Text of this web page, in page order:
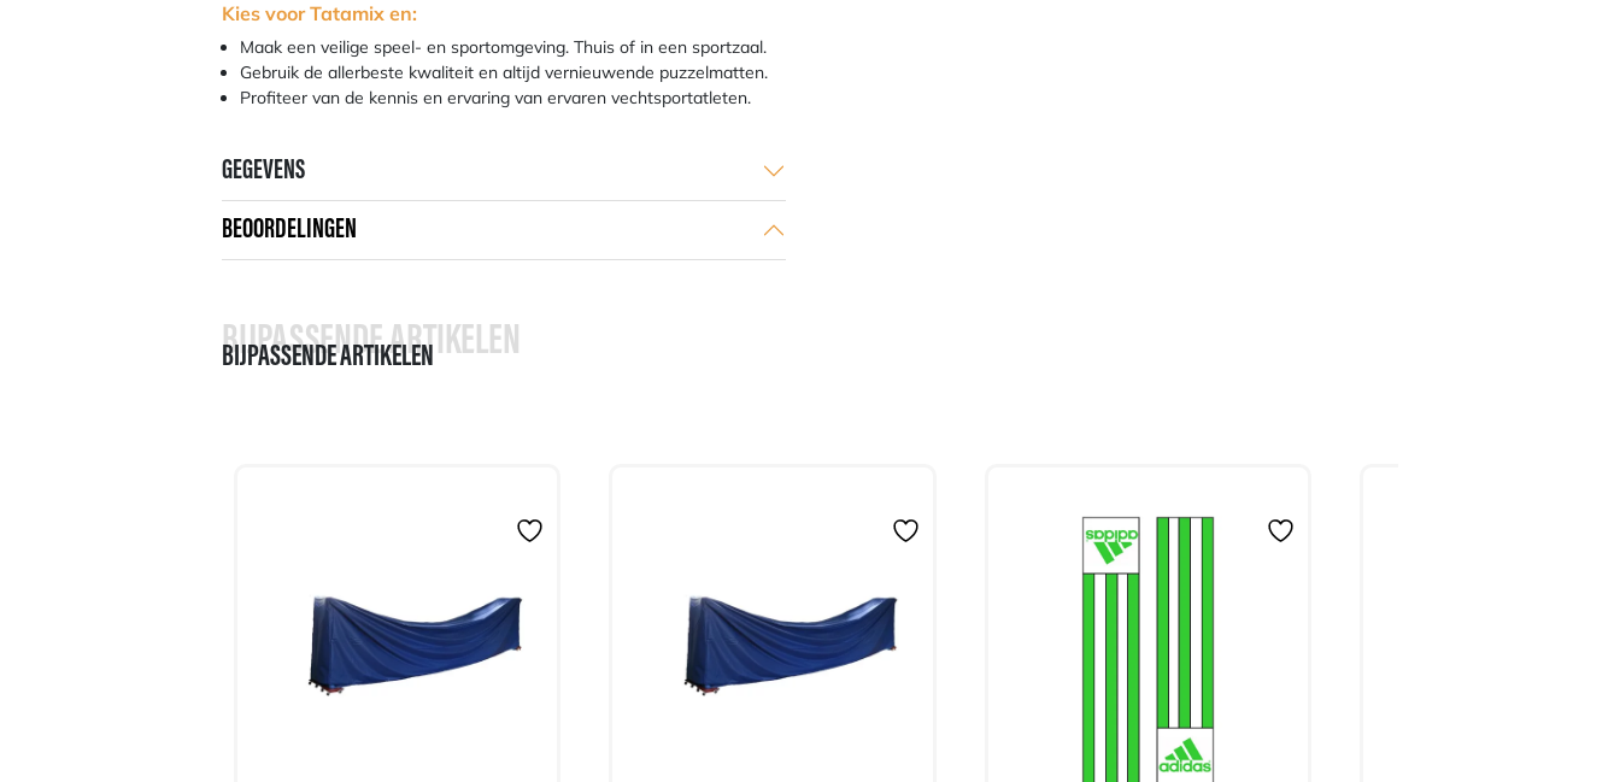
Kies voor Tatamix en:
Maak een veilige speel- en sportomgeving. Thuis of in een sportzaal.
Gebruik de allerbeste kwaliteit en altijd vernieuwende puzzelmatten.
Profiteer van de kennis en ervaring van ervaren vechtsportatleten.
GEGEVENS
BEOORDELINGEN
BIJPASSENDE ARTIKELEN
BIJPASSENDE ARTIKELEN